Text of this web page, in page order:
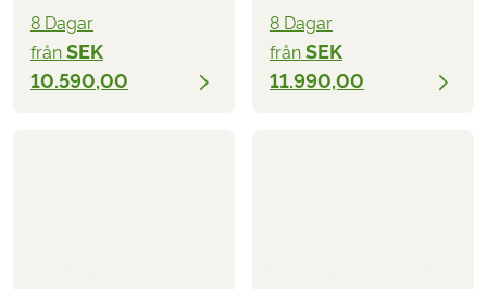
8 Dagar
från SEK
10.590,00
8 Dagar
från SEK
11.990,00